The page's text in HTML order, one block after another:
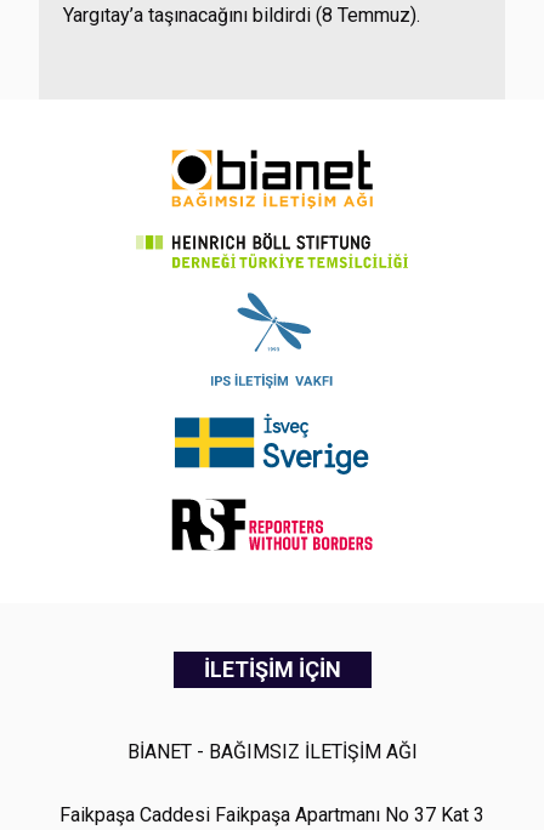
Yargıtay’a taşınacağını bildirdi (8 Temmuz).
İLETİŞİM İÇİN
BİANET - BAĞIMSIZ İLETİŞİM AĞI
Faikpaşa Caddesi Faikpaşa Apartmanı No 37 Kat 3